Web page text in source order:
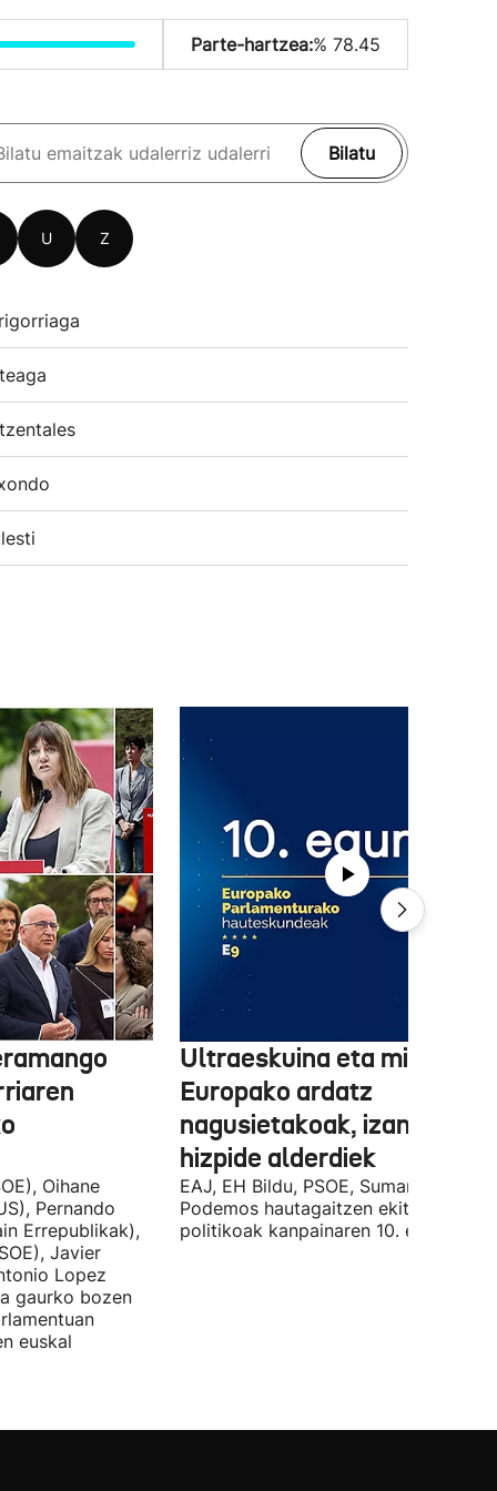
Parte-hartzea:% 78.45
Bilatu
U Z
Oihane
Pernando
Errepublikak),
Javier
Lopez
gaurko bozen
euskal
Ultraeskuina eta
Europako ardatz
nagusietakoak, izan dituzte
hizpide alderdiek
EAJ, EH Bildu, PSOE, Sumar, PP eta
Podemos hautagaitzen ekitaldi
politikoak kanpainaren 10. egunean.